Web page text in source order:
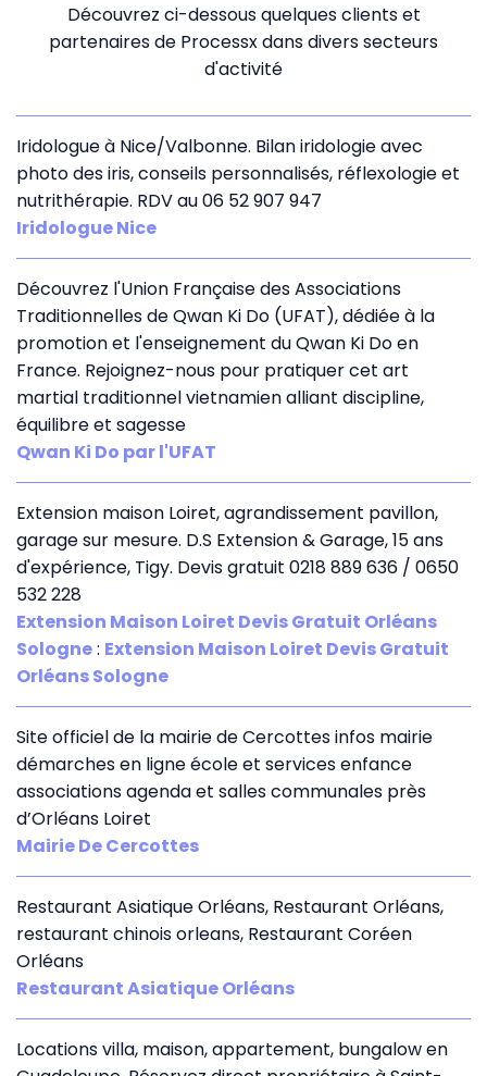
Découvrez ci-dessous quelques clients et
partenaires de Processx dans divers secteurs
d'activité
Iridologue à Nice/Valbonne. Bilan iridologie avec
photo des iris, conseils personnalisés, réflexologie et
nutrithérapie. RDV au 06 52 907 947
Iridologue Nice
Découvrez l'Union Française des Associations
Traditionnelles de Qwan Ki Do (UFAT), dédiée à la
promotion et l'enseignement du Qwan Ki Do en
France. Rejoignez-nous pour pratiquer cet art
martial traditionnel vietnamien alliant discipline,
équilibre et sagesse
Qwan Ki Do par l'UFAT
Extension maison Loiret, agrandissement pavillon,
garage sur mesure. D.S Extension & Garage, 15 ans
d'expérience, Tigy. Devis gratuit 0218 889 636 / 0650
532 228
Extension Maison Loiret Devis Gratuit Orléans
Sologne: Extension Maison Loiret Devis Gratuit
Orléans Sologne
Site officiel de la mairie de Cercottes infos mairie
démarches en ligne école et services enfance
associations agenda et salles communales près
d’Orléans Loiret
Mairie De Cercottes
Restaurant Asiatique Orléans, Restaurant Orléans,
restaurant chinois orleans, Restaurant Coréen
Orléans
Restaurant Asiatique Orléans
Locations villa, maison, appartement, bungalow en